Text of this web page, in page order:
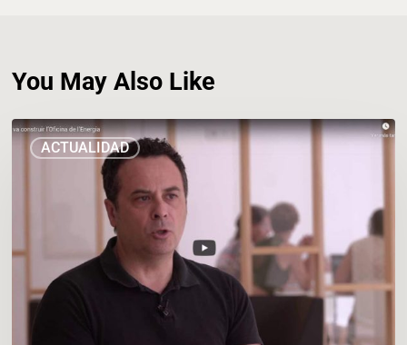
You May Also Like
ACTUALIDAD
VIDEO:
de
l’Energia